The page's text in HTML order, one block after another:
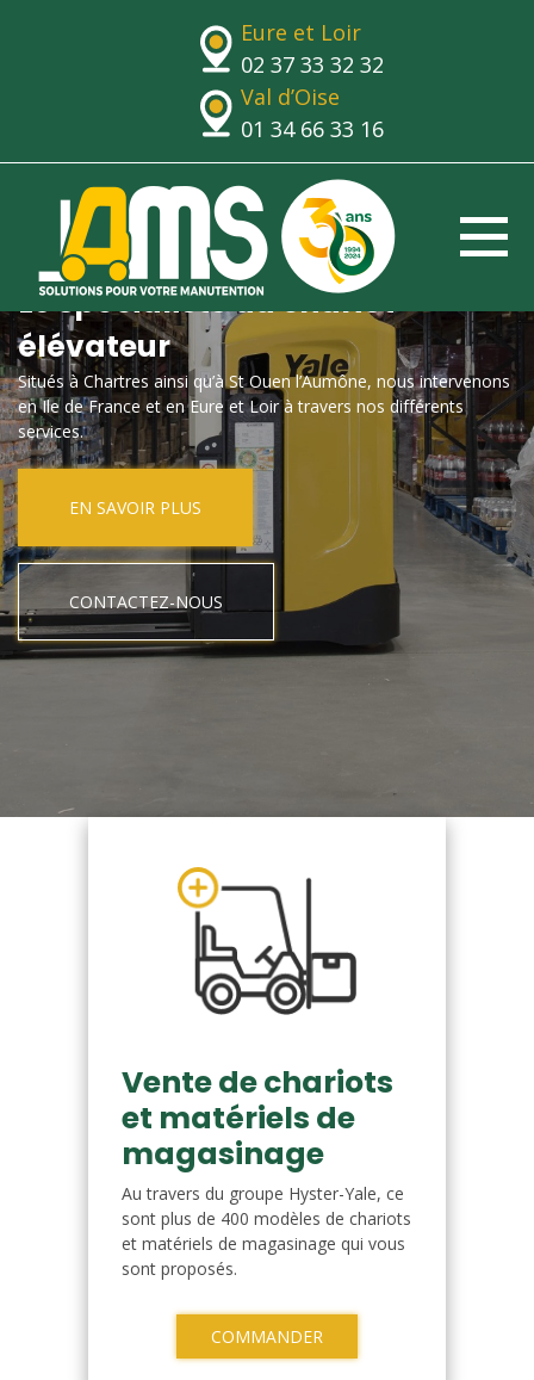
Eure et Loir
02 37 33 32 32
Val d’Oise
01 34 66 33 16
Le spécialiste du chariot
élévateur
Situés à Chartres ainsi qu’à St Ouen l’Aumône, nous intervenons
en Ile de France et en Eure et Loir à travers nos différents
services.
EN SAVOIR PLUS
CONTACTEZ-NOUS
Vente de chariots
et matériels de
magasinage
Au travers du groupe Hyster-Yale, ce
sont plus de 400 modèles de chariots
et matériels de magasinage qui vous
sont proposés.
COMMANDER